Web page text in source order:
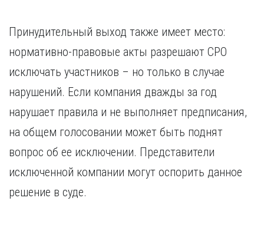
Нижний Тагил
Новокузнецк
Новосибирск
Принудительный выход также имеет место:
нормативно-правовые акты разрешают СРО
исключать участников – но только в случае
нарушений. Если компания дважды за год
нарушает правила и не выполняет предписания,
на общем голосовании может быть поднят
вопрос об ее исключении. Представители
исключенной компании могут оспорить данное
решение в суде.